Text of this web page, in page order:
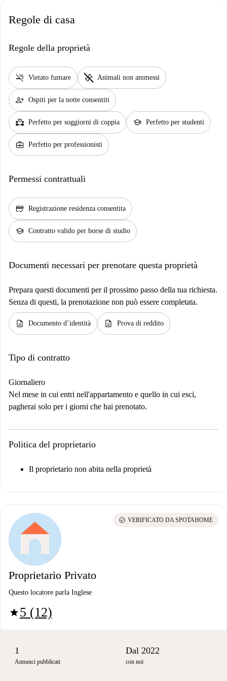
Regole di casa
Regole della proprietà
smoke_free Vietato fumare pet_supplies Animali non ammessi
person_add Ospiti per la notte consentiti
partner_heart Perfetto per soggiorni di coppia school Perfetto per studenti
business_center Perfetto per professionisti
Permessi contrattuali
credit_score Registrazione residenza consentita
school Contratto valido per borse di studio
Documenti necessari per prenotare questa proprietà
Prepara questi documenti per il prossimo passo della tua richiesta.
Senza di questi, la prenotazione non può essere completata.
description Documento d’identità description Prova di reddito
Tipo di contratto
Giornaliero
Nel mese in cui entri nell'appartamento e quello in cui esci,
pagherai solo per i giorni che hai prenotato.
Politica del proprietario
Il proprietario non abita nella proprietà
Proprietario Privato
Questo locatore parla Inglese
star5 (12)
check_circle VERIFICATO DA SPOTAHOME
1
Annunci pubblicati
Dal 2022
con noi